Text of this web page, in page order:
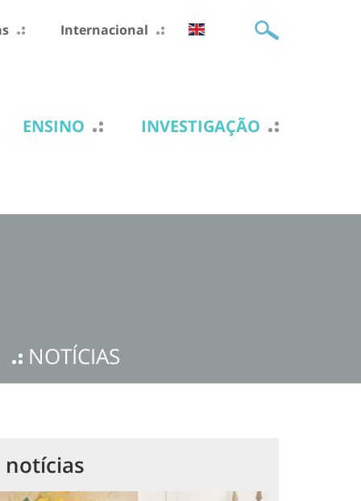
Internacional
ENSINO INVESTIGAÇÃO
NOTÍCIAS